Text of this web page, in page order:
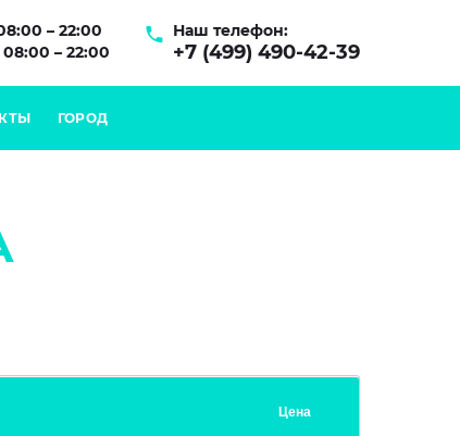
Наш телефон:
+7 (499) 490-42-39
– 22:00
– 22:00
ГОРОД
Цена